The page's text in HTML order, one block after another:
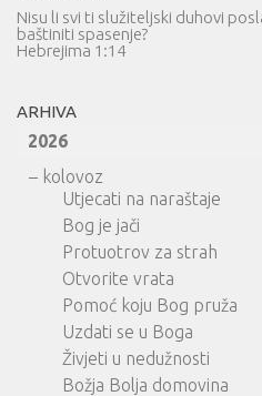
Nisu li svi ti služiteljski duhovi
baštiniti spasenje?
Hebrejima 1:14
ARHIVA
2026
– kolovoz
Utjecati na naraštaje
Bog je jači
Protuotrov za strah
Otvorite vrata
Pomoć koju Bog pruža
Uzdati se u Boga
Živjeti u nedužnosti
Božja Bolja domovina